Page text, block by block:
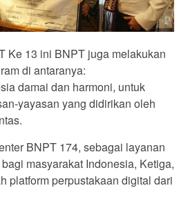
Ke 13 ini BNPT juga melakukan
di antaranya:
damai dan harmoni, untuk
yayasan yang didirikan oleh
BNPT 174, sebagai layanan
masyarakat Indonesia, Ketiga,
platform perpustakaan digital dari